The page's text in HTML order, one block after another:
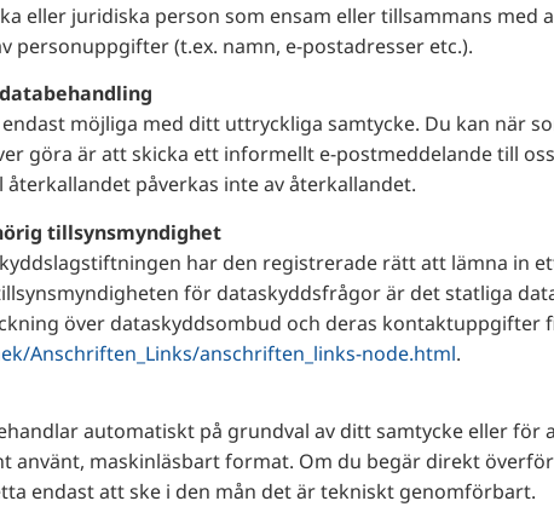
eller juridiska person som ensam eller tillsammans med
personuppgifter (t.ex. namn, e-postadresser etc.).
möjliga med ditt uttryckliga samtycke. Du kan när
göra är att skicka ett informellt e-postmeddelande till
påverkas inte av återkallandet.
tillsynsmyndighet
har den registrerade rätt att lämna in
för dataskyddsfrågor är det statliga
över dataskyddsombud och deras kontaktuppgifter
Anschriften_Links/anschriften_links-node.html.
automatiskt på grundval av ditt samtycke eller för
använt, maskinläsbart format. Om du begär direkt
endast att ske i den mån det är tekniskt genomförbart.